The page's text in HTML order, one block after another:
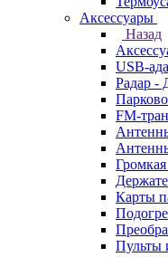
Аксессуары
Назад
USB-
Радар -
FM-
Карты
Пульты